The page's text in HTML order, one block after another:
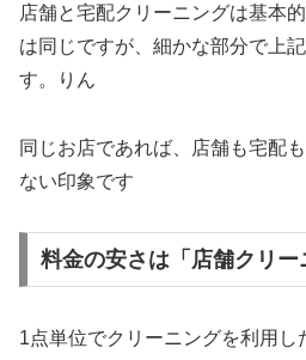
店舗と宅配クリーニングは基本
は同じですが、細かな部分で上
す。りん
同じお店であれば、店舗も宅配
ない印象です
料金の安さは「店舗クリー
1点単位でクリーニングを利用し